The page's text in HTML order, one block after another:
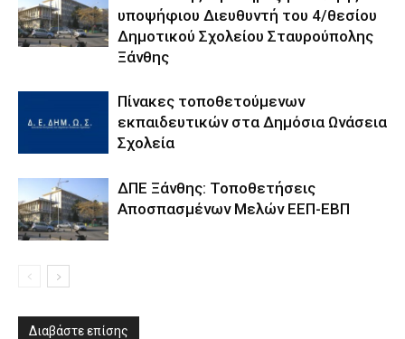
υποψήφιου Διευθυντή του 4/θεσίου
Δημοτικού Σχολείου Σταυρούπολης
Ξάνθης
Πίνακες τοποθετούμενων
εκπαιδευτικών στα Δημόσια Ωνάσεια
Σχολεία
ΔΠΕ Ξάνθης: Τοποθετήσεις
Αποσπασμένων Μελών ΕΕΠ-ΕΒΠ
Διαβάστε επίσης